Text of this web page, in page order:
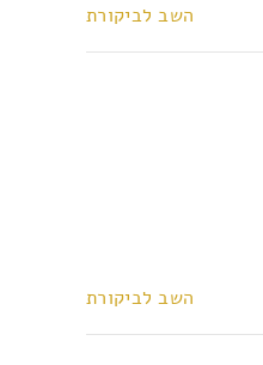
השב לביקורת
השב לביקורת